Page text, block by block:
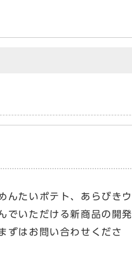
んたいポテト、あらびきウ
でいただける新商品の開発
ずはお問い合わせくださ